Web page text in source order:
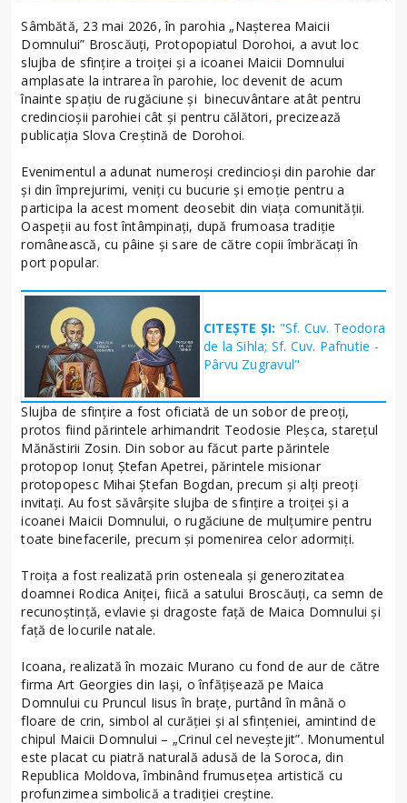
Sâmbătă, 23 mai 2026, în parohia „Nașterea Maicii
Domnului” Broscăuți, Protopopiatul Dorohoi, a avut loc
slujba de sfințire a troiței și a icoanei Maicii Domnului
amplasate la intrarea în parohie, loc devenit de acum
înainte spațiu de rugăciune și binecuvântare atât pentru
credincioșii parohiei cât și pentru călători, precizează
publicația Slova Creștină de Dorohoi.
Evenimentul a adunat numeroși credincioși din parohie dar
și din împrejurimi, veniți cu bucurie și emoție pentru a
participa la acest moment deosebit din viața comunității.
Oaspeții au fost întâmpinați, după frumoasa tradiție
românească, cu pâine și sare de către copii îmbrăcați în
port popular.
CITEȘTE ȘI: "Sf. Cuv. Teodora
de la Sihla; Sf. Cuv. Pafnutie -
Pârvu Zugravul"
Slujba de sfințire a fost oficiată de un sobor de preoți,
protos fiind părintele arhimandrit Teodosie Pleșca, starețul
Mănăstirii Zosin. Din sobor au făcut parte părintele
protopop Ionuț Ștefan Apetrei, părintele misionar
protopopesc Mihai Ștefan Bogdan, precum și alți preoți
invitați. Au fost săvârșite slujba de sfințire a troiței și a
icoanei Maicii Domnului, o rugăciune de mulțumire pentru
toate binefacerile, precum și pomenirea celor adormiți.
Troița a fost realizată prin osteneala și generozitatea
doamnei Rodica Aniței, fiică a satului Broscăuți, ca semn de
recunoștință, evlavie și dragoste față de Maica Domnului și
față de locurile natale.
Icoana, realizată în mozaic Murano cu fond de aur de către
firma Art Georgies din Iași, o înfățișează pe Maica
Domnului cu Pruncul Iisus în brațe, purtând în mână o
floare de crin, simbol al curăției și al sfințeniei, amintind de
chipul Maicii Domnului – „Crinul cel neveștejit”. Monumentul
este placat cu piatră naturală adusă de la Soroca, din
Republica Moldova, îmbinând frumusețea artistică cu
profunzimea simbolică a tradiției creștine.